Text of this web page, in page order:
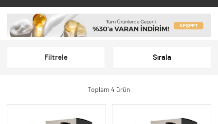
Filtrele Sırala
Toplam 4 ürün